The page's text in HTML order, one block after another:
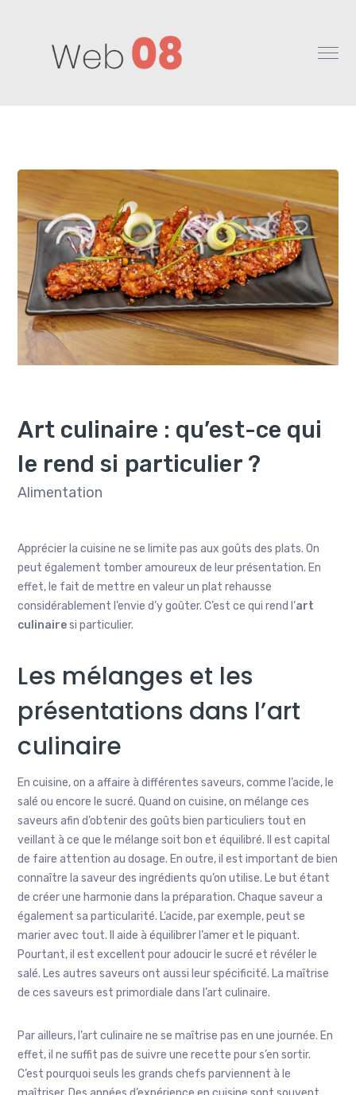
Art culinaire : qu’est-ce qui
le rend si particulier ?
Alimentation
Apprécier la cuisine ne se limite pas aux goûts des plats. On
peut également tomber amoureux de leur présentation. En
effet, le fait de mettre en valeur un plat rehausse
considérablement l’envie d’y goûter. C’est ce qui rend l’art
culinairesi particulier.
Les mélanges et les
présentations dans l’art
culinaire
En cuisine, on a affaire à différentes saveurs, comme l’acide, le
salé ou encore le sucré. Quand on cuisine, on mélange ces
saveurs afin d’obtenir des goûts bien particuliers tout en
veillant à ce que le mélange soit bon et équilibré. Il est capital
de faire attention au dosage. En outre, il est important de bien
connaître la saveur des ingrédients qu’on utilise. Le but étant
de créer une harmonie dans la préparation. Chaque saveur a
également sa particularité. L’acide, par exemple, peut se
marier avec tout. Il aide à équilibrer l’amer et le piquant.
Pourtant, il est excellent pour adoucir le sucré et révéler le
salé. Les autres saveurs ont aussi leur spécificité. La maîtrise
de ces saveurs est primordiale dans l’art culinaire.
Par ailleurs, l’art culinaire ne se maîtrise pas en une journée. En
effet, il ne suffit pas de suivre une recette pour s’en sortir.
C’est pourquoi seuls les grands chefs parviennent à le